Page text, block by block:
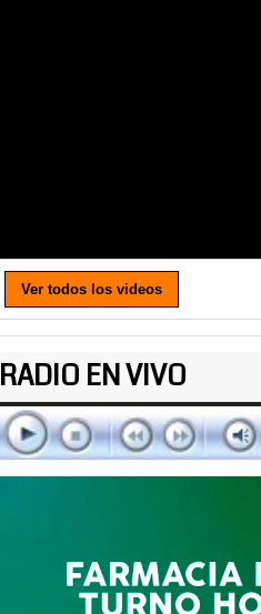
Ver todos los videos
RADIO EN VIVO